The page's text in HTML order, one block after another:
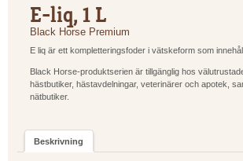
E-liq, 1 L
Black Horse Premium
E liq är ett kompletteringsfoder i vätskeform som
Black Horse-produktserien är tillgänglig hos
hästbutiker, hästavdelningar, veterinärer och apotek,
nätbutiker.
Beskrivning